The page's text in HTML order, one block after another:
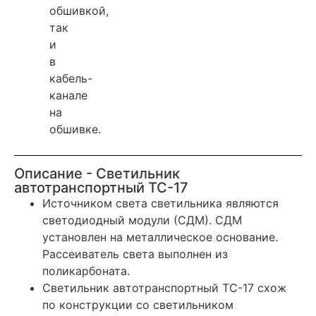
обшивкой,
так
и
в
кабель-
канале
на
обшивке.
Описание - Светильник
автотранспортный ТС-17
Источником света светильника являются
светодиодный модули (СДМ). СДМ
установлен на металлическое основание.
Рассеиватель света выполнен из
поликарбоната.
Светильник автотранспортный ТС-17 схож
по конструкции со светильником